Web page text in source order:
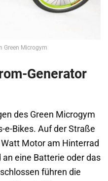
Green Microgym
Generator
des Green Microgym
e-Bikes. Auf der Straße
Motor am Hinterrad
eine Batterie oder das
führen die